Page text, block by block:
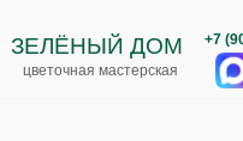
+7
ЗЕЛЁНЫЙ ДОМ
цветочная мастерская